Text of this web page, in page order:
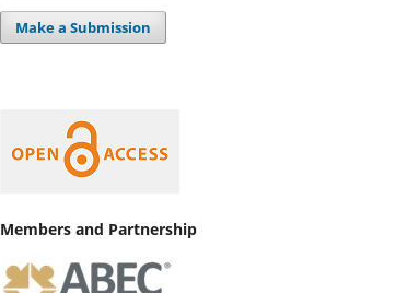
Make a Submission
Members and Partnership